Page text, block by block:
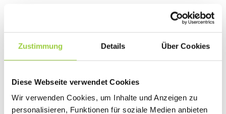
Zustimmung Details Über Cookies
Diese Webseite verwendet Cookies
Wir verwenden Cookies, um Inhalte und Anzeigen zu
personalisieren, Funktionen für soziale Medien anbieten
Unterkunfts-
Anfrage
Sie sehen, wir haben sicherlich auch